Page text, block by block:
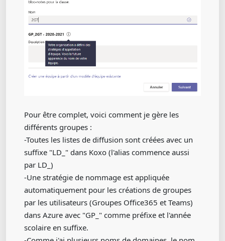
Pour être complet, voici comment je gère les
différents groupes :
-Toutes les listes de diffusion sont créées avec un
suffixe "LD_" dans Koxo (l'alias commence aussi
par LD_)
-Une stratégie de nommage est appliquée
automatiquement pour les créations de groupes
par les utilisateurs (Groupes Office365 et Teams)
dans Azure avec "GP_" comme préfixe et l'année
scolaire en suffixe.